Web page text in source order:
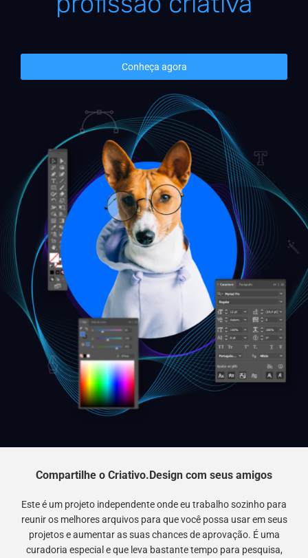
Conheça agora
Compartilhe o Criativo.Design com seus amigos
Este é um projeto independente onde eu trabalho sozinho para
reunir os melhores arquivos para que você possa usar em seus
projetos e aumentar as suas chances de aprovação. É uma
curadoria especial e que leva bastante tempo para pesquisa,